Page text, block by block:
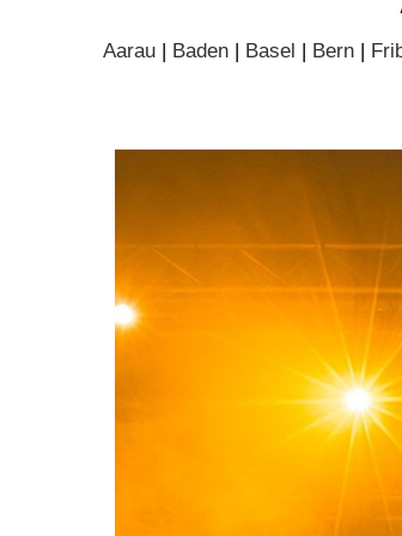
Aarau | Baden | Basel | Bern |